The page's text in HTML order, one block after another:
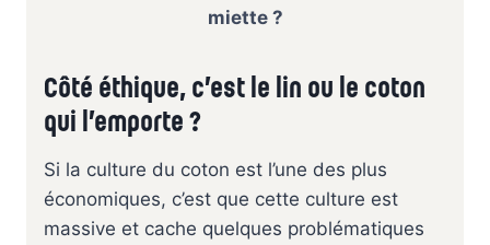
miette?
Côté éthique, c’est le lin ou le coton
qui l’emporte ?
Si la culture du coton est l’une des plus
économiques, c’est que cette culture est
massive et cache quelques problématiques